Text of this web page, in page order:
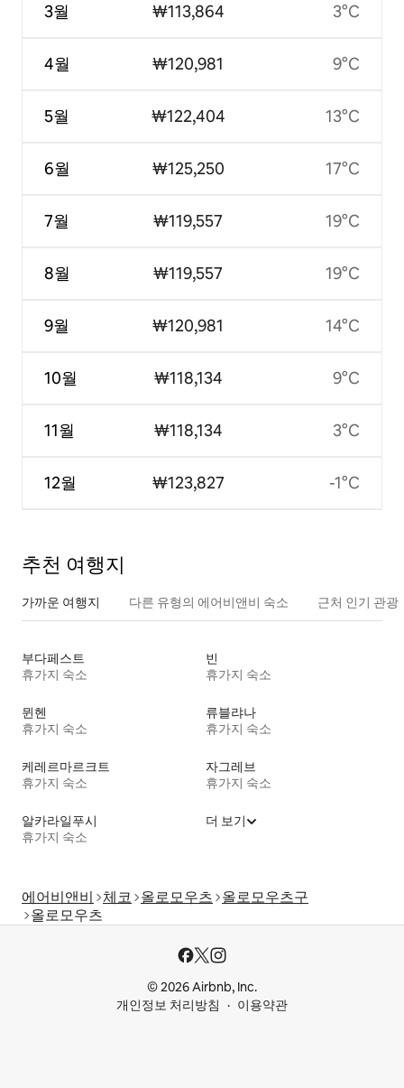
3월
4월
5월
6월
7월
8월
9월
10월
11월
12월
₩113,864
₩120,981
₩122,404
₩125,250
₩119,557
₩119,557
₩120,981
₩118,134
₩118,134
₩123,827
3°C
9°C
13°C
17°C
19°C
19°C
14°C
9°C
3°C
-1°C
추천 여행지
가까운 여행지 다른 유형의 에어비앤비 숙소 근처 인기 관광
부다페스트
휴가지 숙소
빈
휴가지 숙소
뮌헨
휴가지 숙소
류블랴나
휴가지 숙소
케레르마르크트
휴가지 숙소
자그레브
휴가지 숙소
알카라일푸시
휴가지 숙소
더 보기
에어비앤비 체코 올로모우츠 올로모우츠구
올로모우츠
© 2026 Airbnb, Inc.
개인정보 처리방침
이용약관